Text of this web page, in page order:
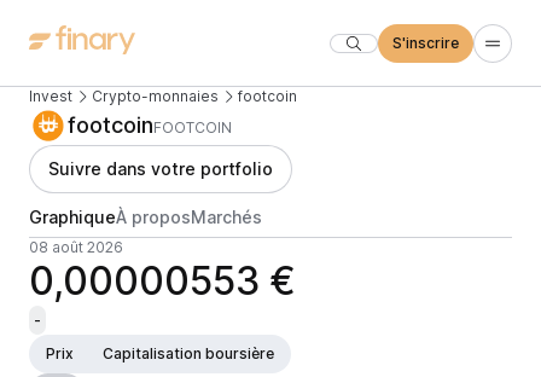
S'inscrire
Invest Crypto-monnaies footcoin
footcoinFOOTCOIN
Suivre dans votre portfolio
GraphiqueÀ proposMarchés
08 août 2026
0,00000553 €
-
Prix
Capitalisation boursière